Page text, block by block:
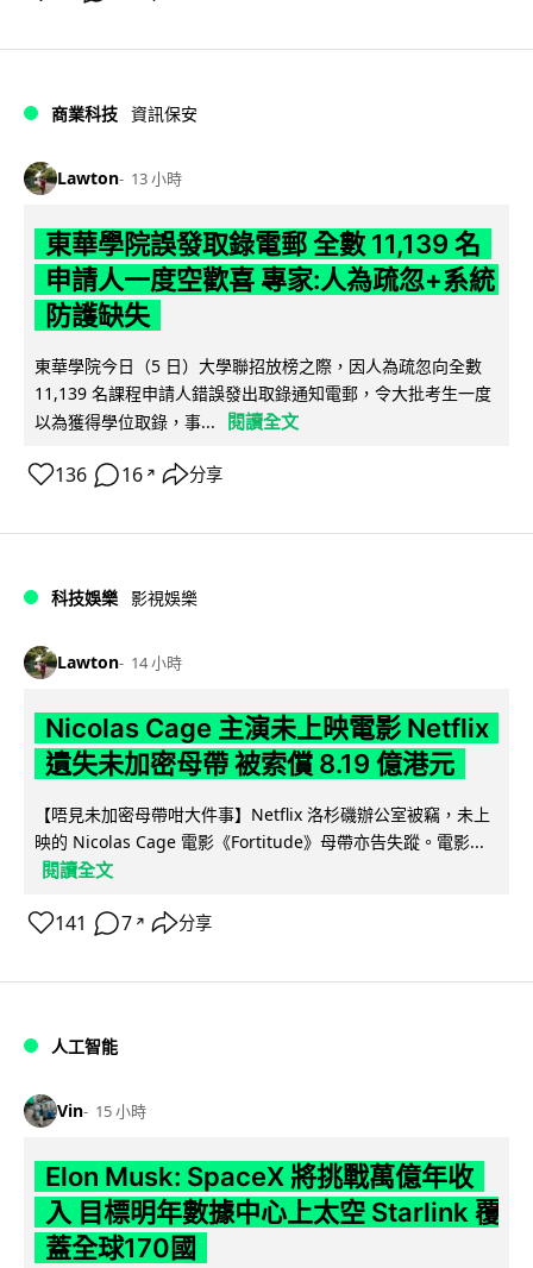
商業科技 資訊保安
Lawton 13 小時
東華學院誤發取錄電郵 全數 11,139 名
申請人一度空歡喜 專家:人為疏忽+系統
防護缺失
東華學院今日（5 日）大學聯招放榜之際，因人為疏忽向全數
11,139 名課程申請人錯誤發出取錄通知電郵，令大批考生一度
以為獲得學位取錄，事...
閱讀全文
136 16 ↗ 分享
科技娛樂 影視娛樂
Lawton 14 小時
Nicolas Cage 主演未上映電影 Netflix
遺失未加密母帶 被索償 8.19 億港元
【唔見未加密母帶咁大件事】Netflix 洛杉磯辦公室被竊，未上
映的 Nicolas Cage 電影《Fortitude》母帶亦告失蹤。電影...
閱讀全文
141 7 ↗ 分享
人工智能
Vin 15 小時
Elon Musk: SpaceX 將挑戰萬億年收
入 目標明年數據中心上太空 Starlink 覆
蓋全球170國